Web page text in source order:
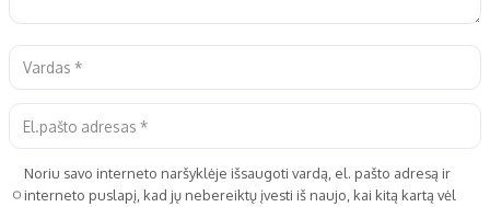
Noriu savo interneto naršyklėje išsaugoti vardą, el. pašto adresą ir
interneto puslapį, kad jų nebereiktų įvesti iš naujo, kai kitą kartą vėl